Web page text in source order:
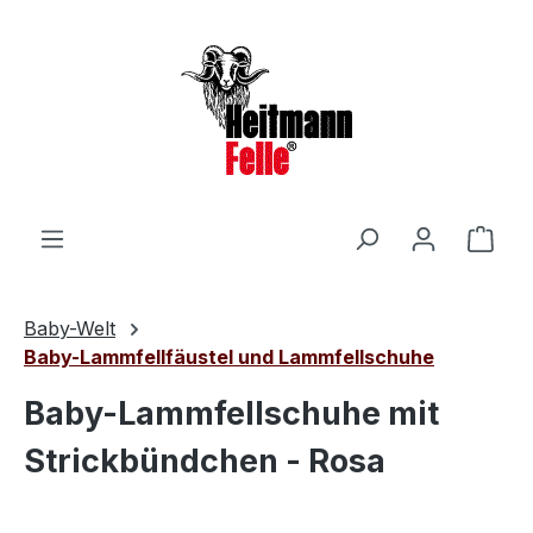
Baby-Welt
Baby-Lammfellfäustel und Lammfellschuhe
Baby-Lammfellschuhe mit
Strickbündchen - Rosa